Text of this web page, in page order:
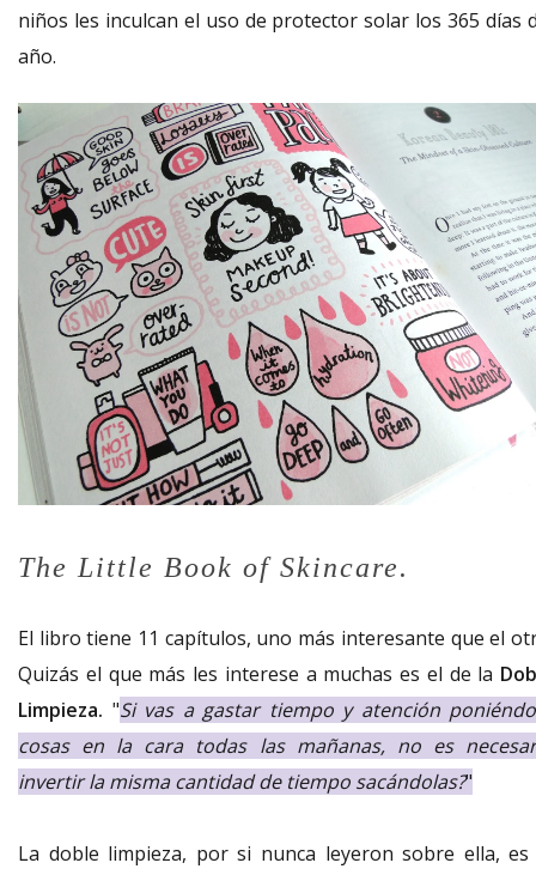
niños les inculcan el uso de protector solar los 365 días
año.
The Little Book of Skincare.
El libro tiene 11 capítulos, uno más interesante que el
Quizás el que más les interese a muchas es el de la
Limpieza. "Si vas a gastar tiempo y atención
cosas en la cara todas las mañanas, no es
invertir la misma cantidad de tiempo sacándolas?"
La doble limpieza, por si nunca leyeron sobre ella, es